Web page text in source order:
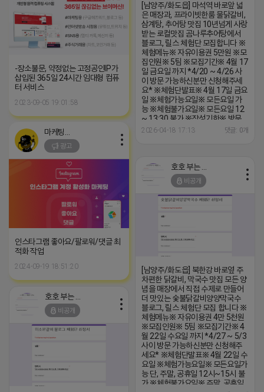
[남양주/화도읍] 마석역 바로앞 넓
은 매장과, 프라이빗한룸 물닭갈비,
삼계탕, 추어탕 맛집 10년넘게 사랑
받는 로컬맛집 곰나루추어탕에서
블로그, 릴스 체험단 모집합니다 ※
체험메뉴※ 자유이용권 5만원 ※모
집인원※ 5팀 ※모집기간※ 4월 17
일 금요일 까지 *4/20 ~ 4/26 사
이 방문 가능하신분만 신청해주세
요* ※체험단발표※ 4월 17일 금요
일 ※체험가능요일※ 모든요일 가
능 ※체험불가요일※ 모든요일 12
~ 13:30 불가 ※작성기한※ 방문
후 3일 이내 ※체험신청※ 블로그체
https://forms.gle/
※특이사항※ 방문인원 최대 4인 까
지 가능 체험권 금액 초과시 초과비
용은 본인부담입니다.
2026-04-18 17:13 댓글: 0개
-장소불문, 약정없는 고정공인IP가
삽입된 365일 24시간 임대형 컴퓨
터 서비스
2023-09-05 19:01:58
광고
인스타그램 좋아요/팔로워/댓글 최
적화 작업
2024-09-19 18:51:20
비공개
[남양주/화도읍] 북한강 바로옆 주
차편한 닭갈비, 막국수 맛집 모든 양
념을 매장에서 직접 수제로 만들어
더 맛있는 숯불닭갈비양양막국수
블로그, 릴스 체험단 모집 합니다 ※
체험메뉴※ 자유이용권 4만 5천원
※모집인원※ 5팀 ※모집기간※ 4
월 22일 수요일 까지 *4/27 ~ 5/3
사이 방문 가능하신분만 신청해주
세요* ※체험단발표※ 4월 22일 수
요일 ※체험가능요일※ 모든요일가
능 단, 주말, 공휴일 12시~15시 불
가 ※체험불가요일※ 주말, 공휴일
비공개